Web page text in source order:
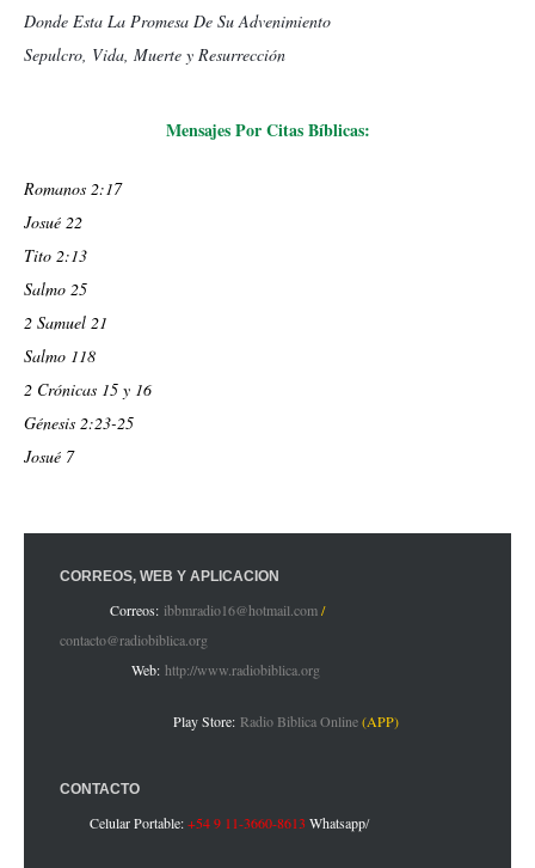
Donde Esta La Promesa De Su Advenimiento
Sepulcro, Vida, Muerte y Resurrección
Mensajes Por Citas Bíblicas:
Romanos 2:17
Josué 22
Tito 2:13
Salmo 25
2 Samuel 21
Salmo 118
2 Crónicas 15 y 16
Génesis 2:23-25
Josué 7
CORREOS, WEB Y APLICACIÓN
Correos: ibbmradio16@hotmail.com/
contacto@radiobiblica.org
Web: http://www.radiobiblica.org
Play Store: Radio Biblica Online(APP)
CONTACTO
Celular Portable:+54 9 11-3660-8613 Whatsapp/